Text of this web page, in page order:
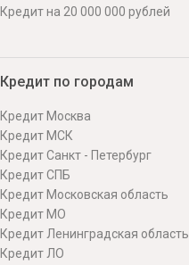
Кредит на 20 000 000 рублей
Кредит по городам
Кредит Москва
Кредит МСК
Кредит Санкт - Петербург
Кредит СПБ
Кредит Московская область
Кредит МО
Кредит Ленинградская область
Кредит ЛО